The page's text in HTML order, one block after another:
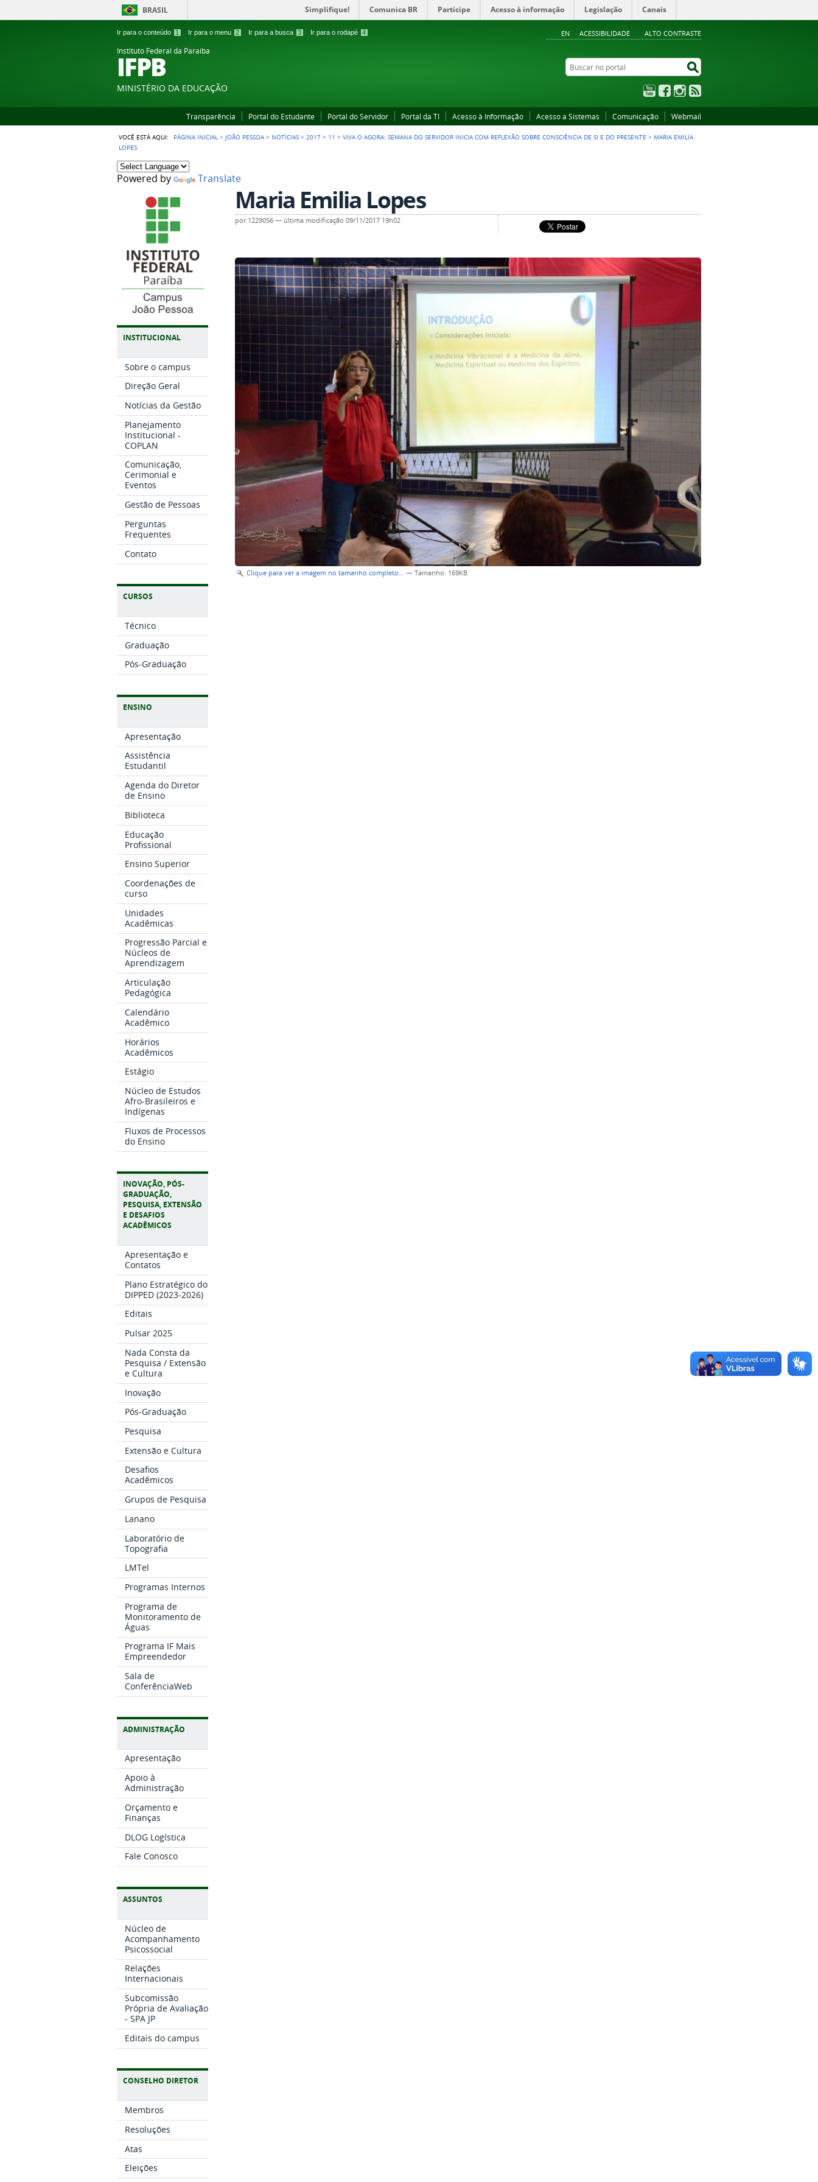
BRASIL Simplifique! Comunica BR Participe Acesso à informação Legislação Canais
Ir para o conteúdo 1 Ir para o menu 2 Ir para a busca 3 Ir para o rodapé 4 EN ACESSIBILIDADE ALTO CONTRASTE
Instituto Federal da Paraiba
IFPB
MINISTÉRIO DA EDUCAÇÃO
Buscar no portal
YouTubeFacebookInstagram
Transparência Portal do Estudante Portal do Servidor Portal da TI Acesso à Informação Acesso a Sistemas Comunicação Webmail
VOCÊ ESTÁ AQUI: PÁGINA INICIAL > JOÃO PESSOA > NOTÍCIAS >2017 > 11 >VIVA O AGORA: SEMANA DO SERVIDOR INICIA COM REFLEXÃO SOBRE CONSCIÊNCIA DE SI E DO PRESENTE > MARIA EMILIA
LOPES
Powered by Translate
INSTITUCIONAL
Sobre o campus
Direção Geral
Notícias da Gestão
Planejamento
Institucional -
COPLAN
Comunicação,
Cerimonial e
Eventos
Gestão de Pessoas
Perguntas
Frequentes
Contato
CURSOS
Técnico
Graduação
Pós-Graduação
ENSINO
Apresentação
Assistência
Estudantil
Agenda do Diretor
de Ensino
Biblioteca
Educação
Profissional
Ensino Superior
Coordenações de
curso
Unidades
Acadêmicas
Progressão Parcial e
Núcleos de
Aprendizagem
Articulação
Pedagógica
Calendário
Acadêmico
Horários
Acadêmicos
Estágio
Núcleo de Estudos
Afro-Brasileiros e
Indígenas
Fluxos de Processos
do Ensino
INOVAÇÃO, PÓS-
GRADUAÇÃO,
PESQUISA, EXTENSÃO
E DESAFIOS
ACADÊMICOS
Apresentação e
Contatos
Plano Estratégico do
DIPPED (2023-2026)
Editais
Pulsar 2025
Nada Consta da
Pesquisa / Extensão
e Cultura
Inovação
Pós-Graduação
Pesquisa
Extensão e Cultura
Desafios
Acadêmicos
Grupos de Pesquisa
Lanano
Laboratório de
Topografia
LMTel
Programas Internos
Programa de
Monitoramento de
Águas
Programa IF Mais
Empreendedor
Sala de
ConferênciaWeb
ADMINISTRAÇÃO
Apresentação
Apoio à
Administração
Orçamento e
Finanças
DLOG Logística
Fale Conosco
ASSUNTOS
Núcleo de
Acompanhamento
Psicossocial
Relações
Internacionais
Subcomissão
Própria de Avaliação
- SPA JP
Editais do campus
CONSELHO DIRETOR
Membros
Resoluções
Atas
Eleições
Maria Emilia Lopes
por 1229056 — última modificação 09/11/2017 19h02
Clique para ver a imagem no tamanho completo… —Tamanho: 169KB